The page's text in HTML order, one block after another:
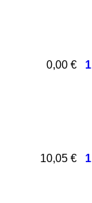
0,00 € 1
10,05 € 1